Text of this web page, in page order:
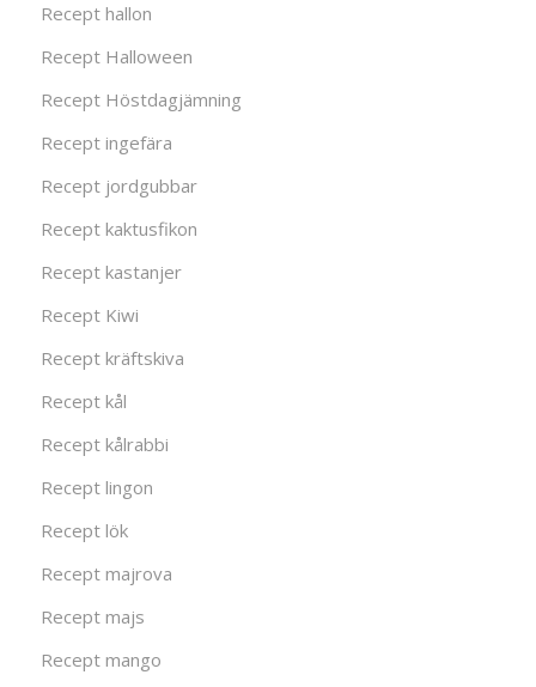
Recept hallon
Recept Halloween
Recept Höstdagjämning
Recept ingefära
Recept jordgubbar
Recept kaktusfikon
Recept kastanjer
Recept Kiwi
Recept kräftskiva
Recept kål
Recept kålrabbi
Recept lingon
Recept lök
Recept majrova
Recept majs
Recept mango